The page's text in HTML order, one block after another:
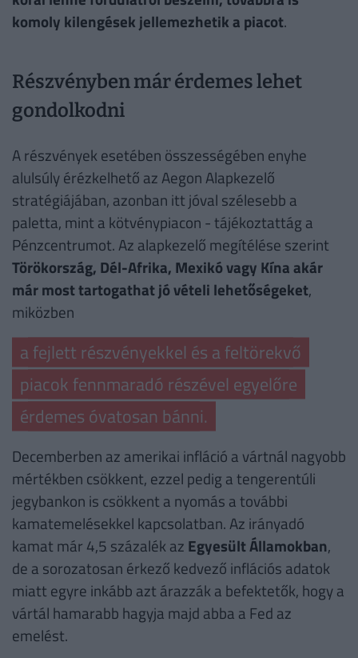
komoly kilengések jellemezhetik a piacot.
Részvényben már érdemes lehet
gondolkodni
A részvények esetében összességében enyhe
alulsúly érézkelhető az Aegon Alapkezelő
stratégiájában, azonban itt jóval szélesebb a
paletta, mint a kötvénypiacon - tájékoztattág a
Pénzcentrumot. Az alapkezelő megítélése szerint
Törökország, Dél-Afrika, Mexikó vagy Kína akár
már most tartogathat jó vételi lehetőségeket,
miközben
a fejlett részvényekkel és a feltörekvő
piacok fennmaradó részével egyelőre
érdemes óvatosan bánni.
Decemberben az amerikai infláció a vártnál nagyobb
mértékben csökkent, ezzel pedig a tengerentúli
jegybankon is csökkent a nyomás a további
kamatemelésekkel kapcsolatban. Az irányadó
kamat már 4,5 százalék az Egyesült Államokban,
de a sorozatosan érkező kedvező inflációs adatok
miatt egyre inkább azt árazzák a befektetők, hogy a
vártál hamarabb hagyja majd abba a Fed az
emelést.